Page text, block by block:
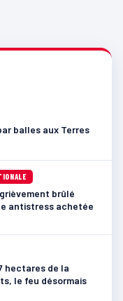
balles aux Terres
brûlé
antistress achetée
hectares de la
le feu désormais